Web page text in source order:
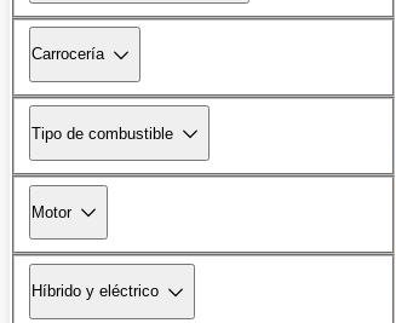
Carrocería
Tipo de combustible
Motor
Híbrido y eléctrico